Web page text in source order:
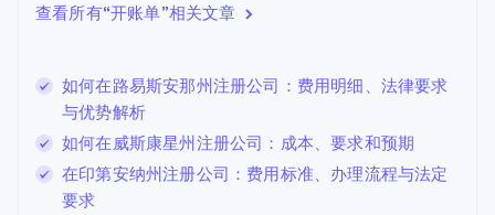
查看所有“开账单”相关文章
如何在路易斯安那州注册公司：费用明细、法律要求
与优势解析
如何在威斯康星州注册公司：成本、要求和预期
在印第安纳州注册公司：费用标准、办理流程与法定
要求
English
列支敦士登
DeutschEnglish
卢森堡
Français Deutsch English
罗马尼亚
English